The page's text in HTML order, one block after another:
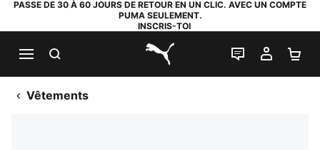
PASSE DE 30 À 60 JOURS DE RETOUR EN UN CLIC. AVEC UN COMPTE
PUMA SEULEMENT.
INSCRIS-TOI
PUMA.com
LIVE CHAT
MON
Vêtements